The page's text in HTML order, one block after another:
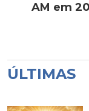
AM em
ÚLTIMAS